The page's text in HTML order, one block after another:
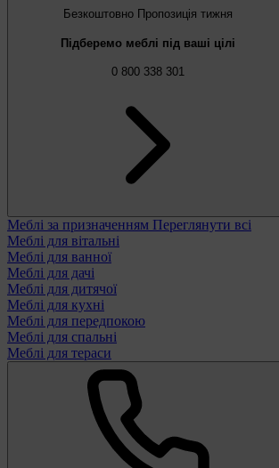
Безкоштовно Пропозиція тижня
Підберемо меблі під ваші цілі
0 800 338 301
Меблі за призначенням Переглянути всі
Меблі для вітальні
Меблі для ванної
Меблі для дачі
Меблі для дитячої
Меблі для кухні
Меблі для передпокою
Меблі для спальні
Меблі для тераси